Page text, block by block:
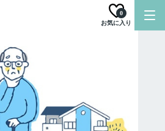
お気に入り
0